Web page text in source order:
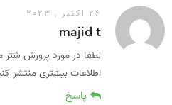
26 اکتبر , 2023
majid t
لطفا در مورد پرورش شتر
اطلاعات بیشتری منتشر
پاسخ